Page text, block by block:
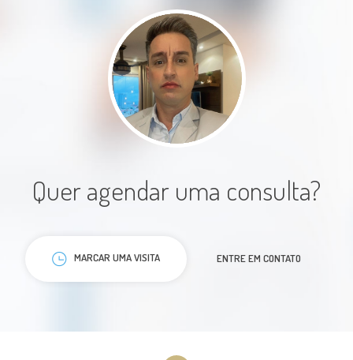
Paciente
os pacientes. Transmite segurança
Quer agendar uma consulta?
MARCAR UMA VISITA ENTRE EM CONTATO